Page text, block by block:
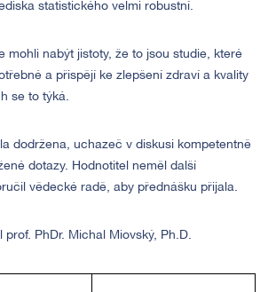
statistického velmi robustní.
mohli nabýt jistoty, že to jsou studie, které
a přispějí ke zlepšení zdraví a kvality
se to týká.
dodržena, uchazeč v diskusi kompetentně
dotazy. Hodnotitel neměl další
vědecké radě, aby přednášku přijala.
prof. PhDr. Michal Miovský, Ph.D.